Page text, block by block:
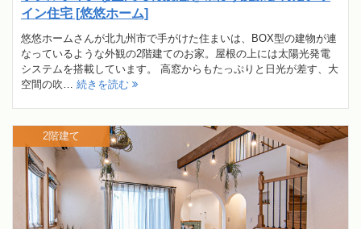
イン住宅 [悠悠ホーム]
悠悠ホームさんが北九州市で手がけた住まいは、BOX型の建物が連
なっているような外観の2階建てのお家。屋根の上には太陽光発電
システムを搭載しています。 高窓からもたっぷりと日光が差す、大
空間の吹… 続きを読む
2階建て